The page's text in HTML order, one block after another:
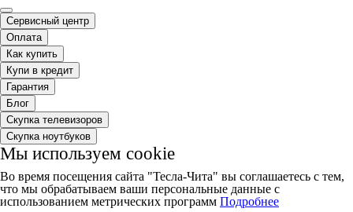
Сервисный центр
Оплата
Как купить
Купи в кредит
Гарантия
Блог
Скупка телевизоров
Скупка ноутбуков
Мы используем cookie
Во время посещения сайта "Тесла-Чита" вы соглашаетесь с тем,
что мы обрабатываем ваши персональные данные с
использованием метрических программ Подробнее